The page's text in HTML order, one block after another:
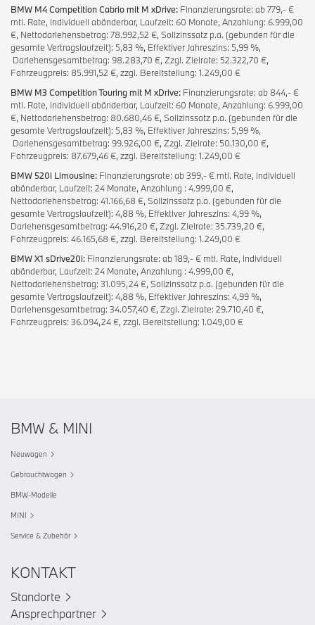
BMW M4 Competition Cabrio mit M xDrive: Finanzierungsrate: ab 779,- €
mtl. Rate, individuell abänderbar, Laufzeit: 60 Monate, Anzahlung: 6.999,00
€, Nettodarlehensbetrag: 78.992,52 €, Sollzinssatz p.a. (gebunden für die
gesamte Vertragslaufzeit): 5,83 %, Effektiver Jahreszins: 5,99 %,
Darlehensgesamtbetrag: 98.283,70 €, Zzgl. Zielrate: 52.322,70 €,
Fahrzeugpreis: 85.991,52 €, zzgl. Bereitstellung: 1.249,00 €
BMW M3 Competition Touring mit M xDrive: Finanzierungsrate: ab 844,- €
mtl. Rate, individuell abänderbar, Laufzeit: 60 Monate, Anzahlung: 6.999,00
€, Nettodarlehensbetrag: 80.680,46 €, Sollzinssatz p.a. (gebunden für die
gesamte Vertragslaufzeit): 5,83 %, Effektiver Jahreszins: 5,99 %,
Darlehensgesamtbetrag: 99.926,00 €, Zzgl. Zielrate: 50.130,00 €,
Fahrzeugpreis: 87.679,46 €, zzgl. Bereitstellung: 1.249,00 €
BMW 520i Limousine: Finanzierungsrate: ab 399,- € mtl. Rate, individuell
abänderbar, Laufzeit: 24 Monate, Anzahlung : 4.999,00 €,
Nettodarlehensbetrag: 41.166,68 €, Sollzinssatz p.a. (gebunden für die
gesamte Vertragslaufzeit): 4,88 %, Effektiver Jahreszins: 4,99 %,
Darlehensgesamtbetrag: 44.916,20 €, Zzgl. Zielrate: 35.739,20 €,
Fahrzeugpreis: 46.165,68 €, zzgl. Bereitstellung: 1.249,00 €
BMW X1 sDrive20i: Finanzierungsrate: ab 189,- € mtl. Rate, individuell
abänderbar, Laufzeit: 24 Monate, Anzahlung : 4.999,00 €,
Nettodarlehensbetrag: 31.095,24 €, Sollzinssatz p.a. (gebunden für die
gesamte Vertragslaufzeit): 4,88 %, Effektiver Jahreszins: 4,99 %,
Darlehensgesamtbetrag: 34.057,40 €, Zzgl. Zielrate: 29.710,40 €,
Fahrzeugpreis: 36.094,24 €, zzgl. Bereitstellung: 1.049,00 €
BMW & MINI
Neuwagen
Gebrauchtwagen
BMW-Modelle
MINI
Service & Zubehör
KONTAKT
Standorte
Ansprechpartner